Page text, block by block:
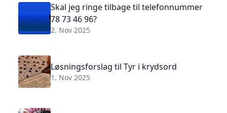
Skal jeg ringe tilbage til telefonnummer
78 73 46 96?
2. Nov 2025
Løsningsforslag til Tyr i krydsord
1. Nov 2025